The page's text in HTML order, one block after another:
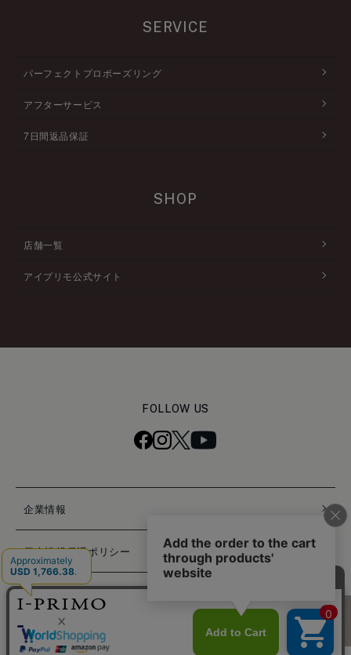
SERVICE
パーフェクトプロポーズリング
アフターサービス
7日間返品保証
SHOP
店舗一覧
アイプリモ公式サイト
FOLLOW US
企業情報
個人情報保護ポリシー
特定商取引法に基づく表記
© PRIMO JAPAN INC. ALL RIGHTS RESERVED.
困ったときは